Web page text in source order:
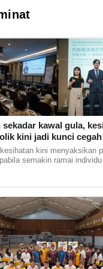
sekadar kawal gula,
kini jadi kunci
kini menyaksikan
semakin ramai